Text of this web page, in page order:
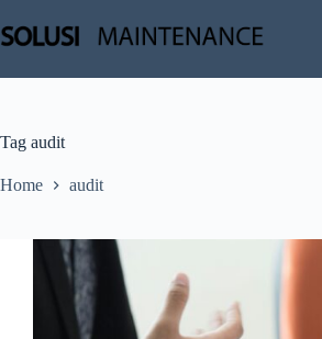
to
content
Tag audit
Home audit